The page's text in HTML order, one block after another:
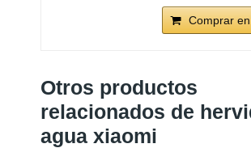
Comprar
Otros productos
relacionados de
agua xiaomi